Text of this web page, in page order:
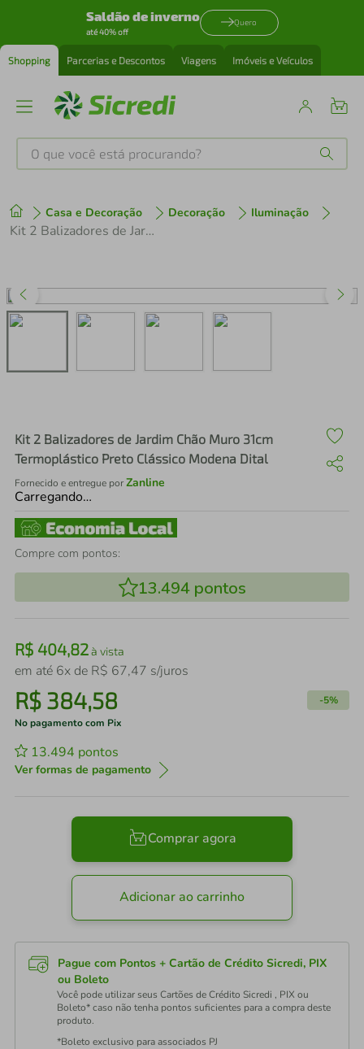
Saldão de inverno
até 40% off
Quero
Shopping Parcerias e Descontos Viagens Imóveis e Veículos
O que você está procurando?
Casa e Decoração Decoração Iluminação
Kit 2 Balizadores de Jardim Chão Muro 31cm Termoplástico Preto Clássico Modena Dital
Kit 2 Balizadores de Jardim Chão Muro 31cm
Termoplástico Preto Clássico Modena Dital
Fornecido e entregue porZanline
Carregando…
Compre com pontos:
13.494pontos
R$ 404,82à vista
em até 6x de R$ 67,47 s/juros
R$ 384,58 -5%
No pagamento com Pix
13.494 pontos
Ver formas de pagamento
Comprar agora
Adicionar ao carrinho
Pague com Pontos + Cartão de Crédito Sicredi, PIX
ou Boleto
Você pode utilizar seus Cartões de Crédito Sicredi , PIX ou
Boleto* caso não tenha pontos suficientes para a compra deste
produto.
*Boleto exclusivo para associados PJ
1º tenis
perfume